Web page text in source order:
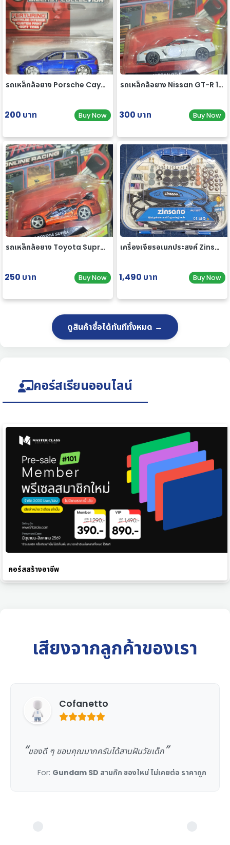
รถเหล็กล้อยาง Porsche Cayenne Turbo 1/64
200 บาท Buy Now
รถเหล็กล้อยาง Nissan GT-R 1/64
300 บาท Buy Now
รถเหล็กล้อยาง Toyota Supra 1/64
250 บาท Buy Now
เครื่องเจียรอเนกประสงค์ Zinsano รุ่น MG135E [ มือสอง ]
1,490 บาท Buy Now
ดูสินค้าซื้อได้ทันทีทั้งหมด →
คอร์สเรียนออนไลน์
คอร์สสร้างอาชีพ
เสียงจากลูกค้าของเรา
Cofanetto
ของดี ๆ ขอบคุณมากครับได้สานฝันวัยเด็ก
For: Gundam SD สามก๊ก ของใหม่ ไม่เคยต่อ ราคาถูก